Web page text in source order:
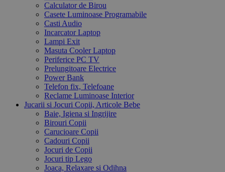
Calculator de Birou
Casete Luminoase Programabile
Casti Audio
Incarcator Laptop
Lampi Exit
Masuta Cooler Laptop
Periferice PC TV
Prelungitoare Electrice
Power Bank
Telefon fix, Telefoane
Reclame Luminoase Interior
Jucarii si Jocuri Copii, Articole Bebe
Baie, Igiena si Ingrijire
Birouri Copii
Carucioare Copii
Cadouri Copii
Jocuri de Copii
Jocuri tip Lego
Joaca, Relaxare si Odihna